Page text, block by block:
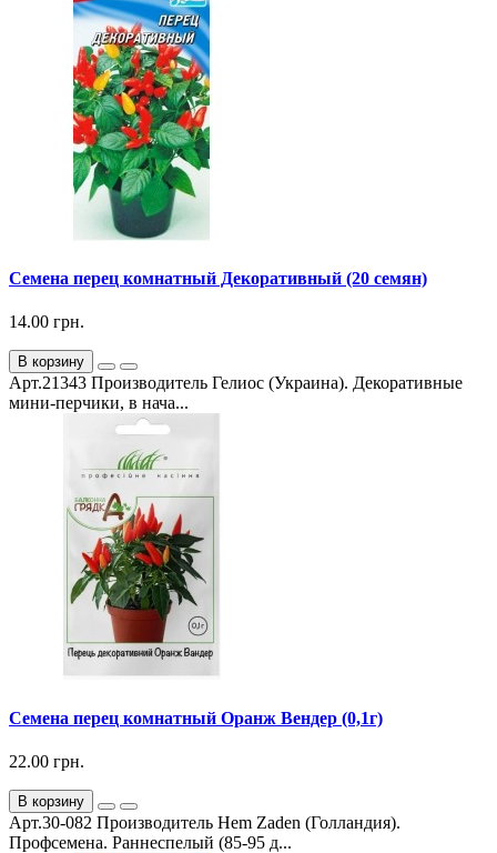
Семена перец комнатный Декоративный (20 семян)
14.00 грн.
В корзину
Арт.21343 Производитель Гелиос (Украина). Декоративные
мини-перчики, в нача...
Семена перец комнатный Оранж Вендер (0,1г)
22.00 грн.
В корзину
Арт.30-082 Производитель Hem Zaden (Голландия).
Профсемена. Раннеспелый (85-95 д...